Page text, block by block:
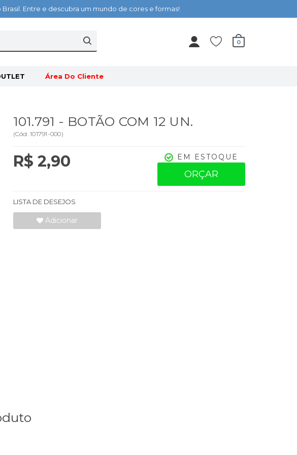
Entre e descubra um mundo de cores e formas!
0
Área Do Cliente
101.791 - BOTÃO COM 12 UN.
(Cód. 101791-000)
R$ 2,90 EM ESTOQUE
ORÇAR
LISTA DE DESEJOS
Adicionar